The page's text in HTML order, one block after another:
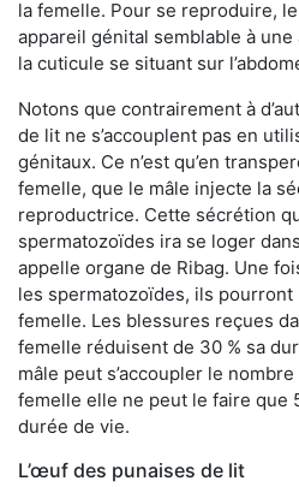
la femelle. Pour se reproduire,
appareil génital semblable à
la cuticule se situant sur
Notons que contrairement à
de lit ne s’accouplent pas en
génitaux. Ce n’est qu’en
femelle, que le mâle injecte la
reproductrice. Cette sécrétion
spermatozoïdes ira se loger
appelle organe de Ribag. Une
les spermatozoïdes, ils
femelle. Les blessures reçues
femelle réduisent de 30 % sa
mâle peut s’accoupler le
femelle elle ne peut le faire que
durée de vie.
L’œuf des punaises de lit